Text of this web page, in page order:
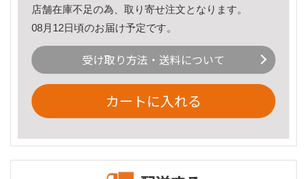
店舗在庫不足の為、取り寄せ注文となります。
08月12日頃のお届け予定です。
受け取り方法・送料について
カートに入れる